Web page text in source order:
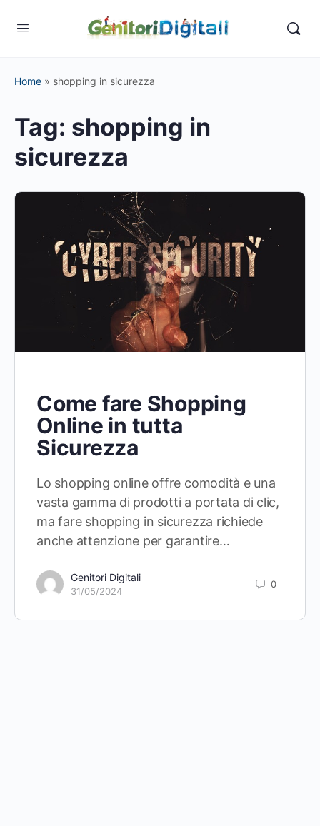
Home » shopping in sicurezza
Tag: shopping in
sicurezza
Come fare Shopping
Online in tutta
Sicurezza
Lo shopping online offre comodità e una
vasta gamma di prodotti a portata di clic,
ma fare shopping in sicurezza richiede
anche attenzione per garantire…
Genitori Digitali
31/05/2024
0